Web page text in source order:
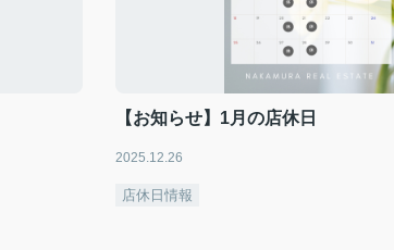
【お知らせ】1月の店休日
2025.12.26
店休日情報